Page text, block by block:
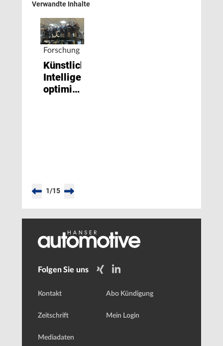
Verwandte Inhalte
Forschung
Künstliche
Intelligenz
optimiert
1/15
Folgen Sie uns
Kontakt
Zeitschrift
Mediadaten
Abo Kündigung
Mein Login